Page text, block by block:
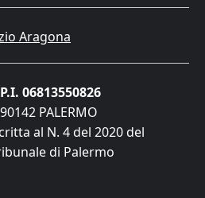
Aragona
06813550826
PALERMO
al N. 4 del 2020 del
di Palermo